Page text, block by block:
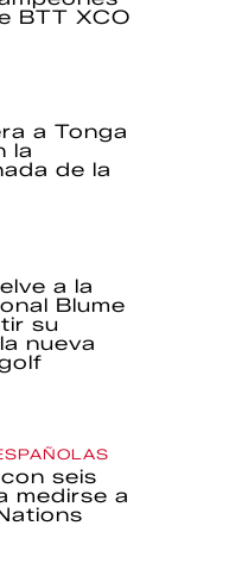
BTT XCO
a Tonga
la
de la
a la
Blume
su
nueva
seis
medirse a